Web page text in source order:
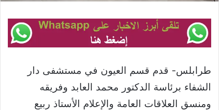
طرابلس- قدم قسم العيون في مستشفى دار
الشفاء برئاسة الدكتور محمد العابد وفريقه
ومنسق العلاقات العامة والإعلام الأستاذ ربيع